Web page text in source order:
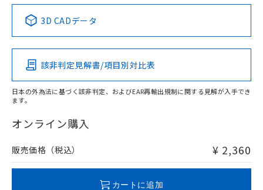
Pb Hg Cd Cr(VI)
O
在庫等で未対応品が混在する可能性があります。
問い合わせください。
この製品の規格認証/適合状況ページへ
その他の認証はこちらのページからご検索ください
3D CADデータ
該非判定見解書/項目別対比表
日本の外為法に基づく該非判定、およびEAR再輸出規制に関する見解が入手でき
ます。
オンライン購入
販売価格（税込） ¥ 2,360
カートに追加